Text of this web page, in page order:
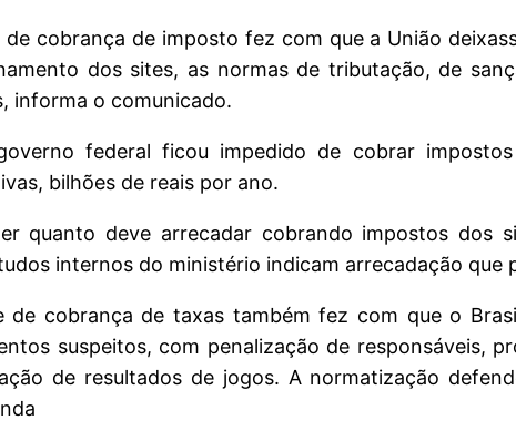
cobrança de imposto fez com que a União
dos sites, as normas de tributação, de
informa o comunicado.
federal ficou impedido de cobrar
bilhões de reais por ano.
quanto deve arrecadar cobrando impostos dos
internos do ministério indicam arrecadação que
de cobrança de taxas também fez com que o
suspeitos, com penalização de responsáveis,
de resultados de jogos. A normatização